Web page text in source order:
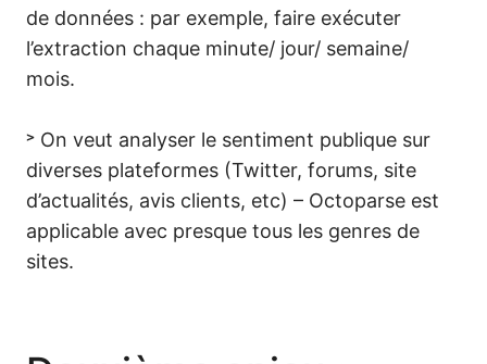
de données : par exemple, faire exécuter
l’extraction chaque minute/ jour/ semaine/
mois.
˃ On veut analyser le sentiment publique sur
diverses plateformes (Twitter, forums, site
d’actualités, avis clients, etc) – Octoparse est
applicable avec presque tous les genres de
sites.